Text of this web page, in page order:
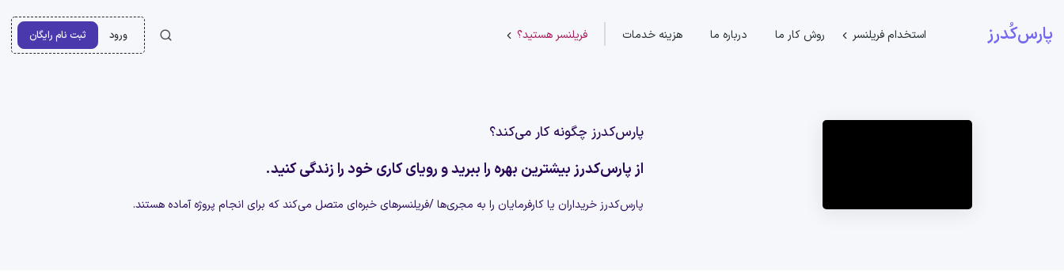
پارس‌کُدرز استخدام فریلنسر روش کار ما درباره ما هزینه خدمات فریلنسر هستید؟ ورود ثبت نام رایگان
پارس‌کدرز چگونه کار می‌کند؟
از پارس‌کدرز بیشترین بهره را ببرید و رویای کاری خود را زندگی کنید.
پارس‌کدرز خریداران یا کارفرمایان را به مجری‌ها /فریلنسرهای خبره‌ای متصل می‌کند که برای انجام پروژه آماده هستند.